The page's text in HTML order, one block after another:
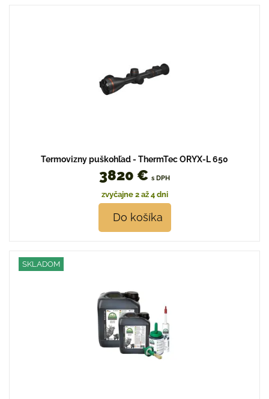
Termovizny puškohľad - ThermTec ORYX-L 650
3820 € s DPH
zvyčajne 2 až 4 dni
Do košíka
SKLADOM